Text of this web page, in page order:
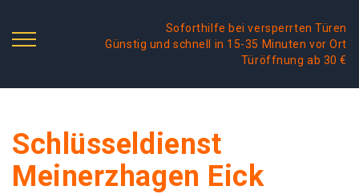
Soforthilfe bei versperrten Türen
Günstig und schnell in 15-35 Minuten vor Ort
Türöffnung ab 30 €
Schlüsseldienst
Meinerzhagen Eick